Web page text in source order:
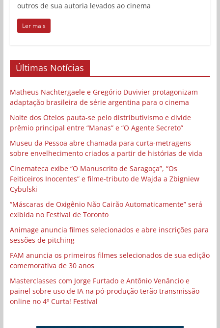
outros de sua autoria levados ao cinema
Ler mais
Últimas Notícias
Matheus Nachtergaele e Gregório Duvivier protagonizam
adaptação brasileira de série argentina para o cinema
Noite dos Otelos pauta-se pelo distributivismo e divide
prêmio principal entre “Manas” e “O Agente Secreto”
Museu da Pessoa abre chamada para curta-metragens
sobre envelhecimento criados a partir de histórias de vida
Cinemateca exibe “O Manuscrito de Saragoça”, “Os
Feiticeiros Inocentes” e filme-tributo de Wajda a Zbigniew
Cybulski
“Máscaras de Oxigênio Não Cairão Automaticamente” será
exibida no Festival de Toronto
Animage anuncia filmes selecionados e abre inscrições para
sessões de pitching
FAM anuncia os primeiros filmes selecionados de sua edição
comemorativa de 30 anos
Masterclasses com Jorge Furtado e Antônio Venâncio e
painel sobre uso de IA na pó-produção terão transmissão
online no 4º Curta! Festival